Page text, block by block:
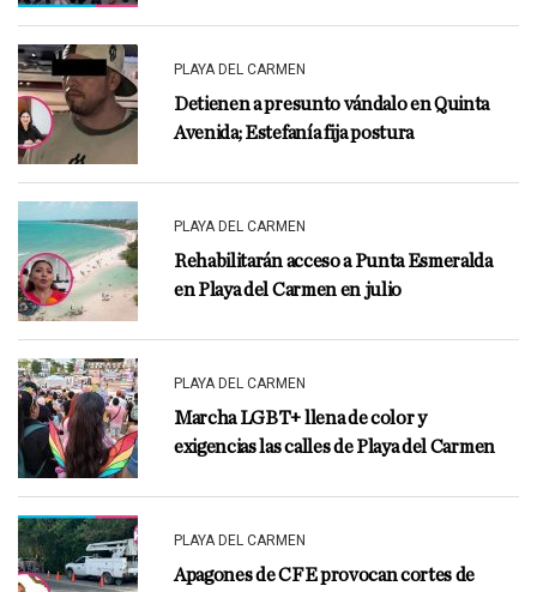
PLAYA DEL CARMEN
Detienen a presunto vándalo en Quinta
Avenida; Estefanía fija postura
PLAYA DEL CARMEN
Rehabilitarán acceso a Punta Esmeralda
en Playa del Carmen en julio
PLAYA DEL CARMEN
Marcha LGBT+ llena de color y
exigencias las calles de Playa del Carmen
PLAYA DEL CARMEN
Apagones de CFE provocan cortes de